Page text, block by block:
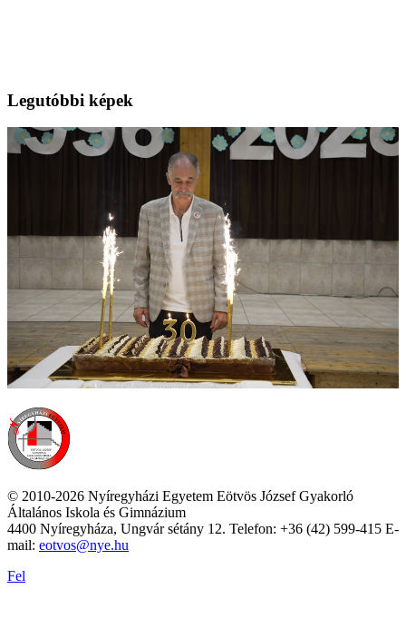
Legutóbbi képek
© 2010-2026 Nyíregyházi Egyetem Eötvös József Gyakorló
Általános Iskola és Gimnázium
4400 Nyíregyháza, Ungvár sétány 12. Telefon: +36 (42) 599-415 E-
mail: eotvos@nye.hu
Fel